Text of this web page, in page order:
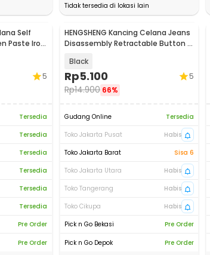
Tidak tersedia di lokasi lain
Self
Paste Iron
5
Tersedia
Tersedia
Tersedia
Tersedia
Tersedia
Tersedia
Pre Order
Pre Order
HENGSHENG Kancing Celana Jeans
Disassembly Retractable Button 4
Black
Rp5.100
Rp14.900 66%
5
Gudang Online
Tersedia
Toko Jakarta Pusat
Habis
Toko Jakarta Barat
Sisa 6
Toko Jakarta Utara
Habis
Toko Tangerang
Habis
Toko Cikupa
Habis
Pick n Go Bekasi
Pre Order
Pick n Go Depok
Pre Order